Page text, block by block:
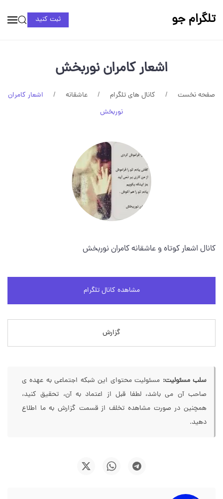
تلگرام جو ثبت کنید
اشعار کامران نوربخش
صفحه نخست کانال های تلگرام عاشقانه
اشعار کامران
نوربخش
کانال اشعار کوتاه و عاشقانه کامران نوربخش
مشاهده کانال تلگرام
گزارش
سلب مسئولیت: مسئولیت محتوای این شبکه اجتماعی به عهده ی
صاحب آن می باشد، لطفا قبل از اعتماد به آن، تحقیق کنید،
همچنین در صورت مشاهده تخلف از قسمت گزارش به ما اطلاع
دهید.